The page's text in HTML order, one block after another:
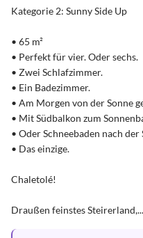
Kategorie 2: Sunny Side Up
• 65 m²
• Perfekt für vier. Oder sechs.
• Zwei Schlafzimmer.
• Ein Badezimmer.
• Am Morgen von der Sonne
• Mit Südbalkon zum
• Oder Schneebaden nach der
• Das einzige.
Chaletolé!
Draußen feinstes Steirerland,...